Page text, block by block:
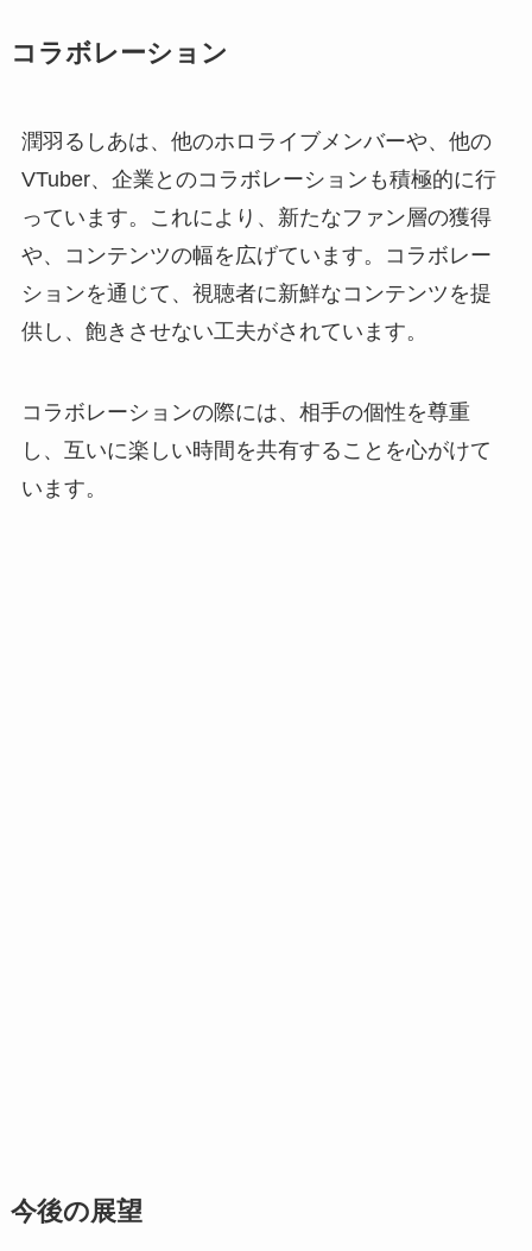
コラボレーション
潤羽るしあは、他のホロライブメンバーや、他の
VTuber、企業とのコラボレーションも積極的に行
っています。これにより、新たなファン層の獲得
や、コンテンツの幅を広げています。コラボレー
ションを通じて、視聴者に新鮮なコンテンツを提
供し、飽きさせない工夫がされています。
コラボレーションの際には、相手の個性を尊重
し、互いに楽しい時間を共有することを心がけて
います。
今後の展望